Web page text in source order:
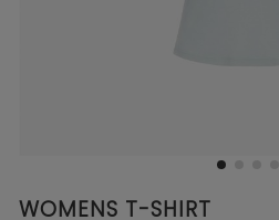
WOMENS T-SHIRT